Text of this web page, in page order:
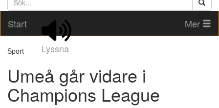
Start
Lyssna
Mer
Sport
Umeå går vidare i
Champions League